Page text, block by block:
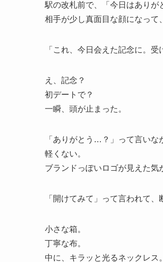
駅の改札前で、「今日はありが
相手が少し真面目な顔になって
「これ、今日会えた記念に。受
え、記念？
初デートで？
一瞬、頭が止まった。
「ありがとう…？」って言いな
軽くない。
ブランドっぽいロゴが見えた気
「開けてみて」って言われて、
小さな箱。
丁寧な布。
中に、キラッと光るネックレス。